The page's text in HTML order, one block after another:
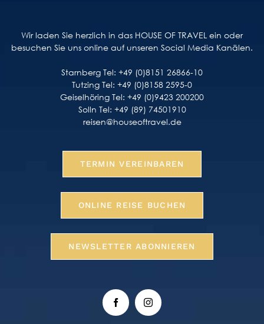
Wir laden Sie herzlich in das HOUSE OF TRAVEL ein oder
besuchen Sie uns online auf unseren Social Media Kanälen.
Starnberg Tel: +49 (0)8151 26866-10
Tutzing Tel: +49 (0)8158 2595-0
Geiselhöring Tel: +49 (0)9423 200200
Solln Tel: +49 (89) 74501910
reisen@houseoftravel.de
TERMIN VEREINBAREN
ONLINE REISE BUCHEN
NEWSLETTER ABONNIEREN